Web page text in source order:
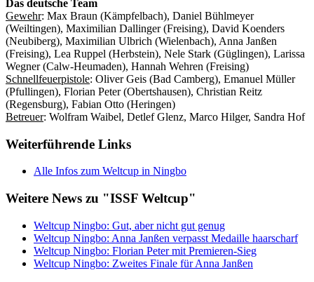
Das deutsche Team
Gewehr: Max Braun (Kämpfelbach), Daniel Bühlmeyer
(Weiltingen), Maximilian Dallinger (Freising), David Koenders
(Neubiberg), Maximilian Ulbrich (Wielenbach), Anna Janßen
(Freising), Lea Ruppel (Herbstein), Nele Stark (Güglingen), Larissa
Wegner (Calw-Heumaden), Hannah Wehren (Freising)
Schnellfeuerpistole: Oliver Geis (Bad Camberg), Emanuel Müller
(Pfullingen), Florian Peter (Obertshausen), Christian Reitz
(Regensburg), Fabian Otto (Heringen)
Betreuer: Wolfram Waibel, Detlef Glenz, Marco Hilger, Sandra Hof
Weiterführende Links
Alle Infos zum Weltcup in Ningbo
Weitere News zu "ISSF Weltcup"
Weltcup Ningbo: Gut, aber nicht gut genug
Weltcup Ningbo: Anna Janßen verpasst Medaille haarscharf
Weltcup Ningbo: Florian Peter mit Premieren-Sieg
Weltcup Ningbo: Zweites Finale für Anna Janßen